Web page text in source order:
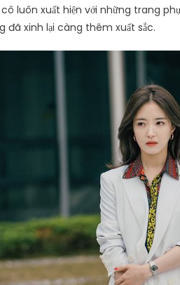
luôn xuất hiện với những trang
đã xinh lại càng thêm xuất sắc.